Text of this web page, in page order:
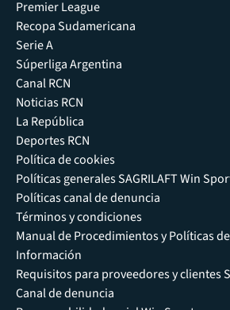
Premier League
Recopa Sudamericana
Serie A
Súperliga Argentina
Canal RCN
Noticias RCN
La República
Deportes RCN
Política de cookies
Políticas generales SAGRILAFT Win
Políticas canal de denuncia
Términos y condiciones
Manual de Procedimientos y Políticas
Información
Requisitos para proveedores y clientes
Canal de denuncia